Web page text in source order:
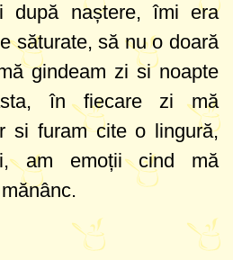
după naștere, îmi era
săturate, să nu o doară
gindeam zi si noapte
în fiecare zi mă
si furam cite o lingură,
am emoții cind mă